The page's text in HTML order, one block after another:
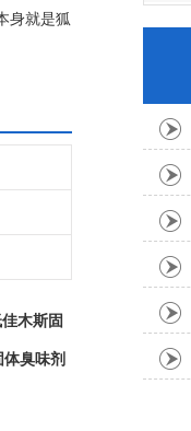
身就是狐
木斯固
臭味剂